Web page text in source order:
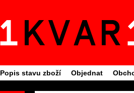
Popis stavu zboží Objednat